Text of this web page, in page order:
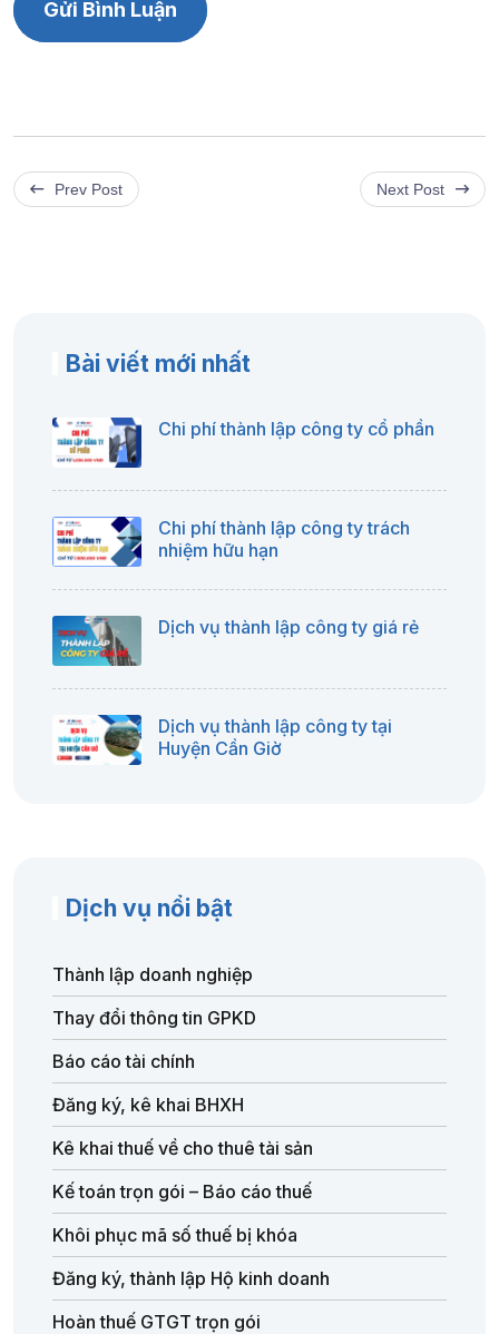
Prev Post Next Post
Bài viết mới nhất
Chi phí thành lập công ty cổ phần
Chi phí thành lập công ty trách
nhiệm hữu hạn
Dịch vụ thành lập công ty giá rẻ
Dịch vụ thành lập công ty tại
Huyện Cần Giờ
Dịch vụ nổi bật
Thành lập doanh nghiệp
Thay đổi thông tin GPKD
Báo cáo tài chính
Đăng ký, kê khai BHXH
Kê khai thuế về cho thuê tài sản
Kế toán trọn gói – Báo cáo thuế
Khôi phục mã số thuế bị khóa
Đăng ký, thành lập Hộ kinh doanh
Hoàn thuế GTGT trọn gói